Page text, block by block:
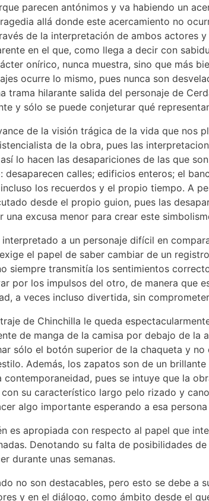
parecen antónimos y va habiendo un
allá donde este acercamiento no
de la interpretación de ambos actores
en el que, como llega a decir con
onírico, nunca muestra, sino que más
ocurre lo mismo, pues nunca son
trama hilarante salida del personaje de
y sólo se puede conjeturar qué
de la visión trágica de la vida que nos
de la obra, pues las
lo hacen las desapariciones de las que
desaparecen calles; edificios enteros; el
los recuerdos y el propio tiempo. A
desde el propio guion, pues las
una excusa menor para crear este
a un personaje difícil en
el papel de saber cambiar de un
siempre transmitía los sentimientos
por los impulsos del otro, de manera que
a veces incluso divertida, sin
de Chinchilla le queda
de manga de la camisa por debajo de
sólo el botón superior de la chaqueta y
Además, los zapatos son de un
pues se intuye que la
su característico largo pelo rizado y
algo importante esperando a esa
es apropiada con respecto al papel que
Denotando su falta de posibilidades
durante unas semanas.
no son destacables, pero esto se debe a
y en el diálogo, como ámbito desde el